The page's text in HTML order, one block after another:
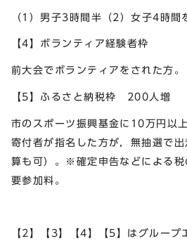
（1）男子3時間半（2）女子4時間
【4】ボランティア経験者枠
前大会でボランティアをされた方。
【5】ふるさと納税枠 200人増
市のスポーツ振興基金に10万円以
寄付者が指名した方が，無抽選で
算も可）。※確定申告などによる税
要参加料。
【2】【3】【4】【5】はグループ